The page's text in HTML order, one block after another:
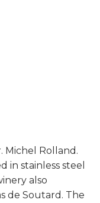
Michel Rolland.
in stainless steel
also
de Soutard. The